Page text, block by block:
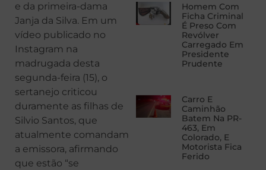
e da primeira-dama
Janja da Silva. Em um
vídeo publicado no
Instagram na
madrugada desta
segunda-feira (15), o
sertanejo criticou
duramente as filhas de
Silvio Santos, que
atualmente comandam
a emissora, afirmando
que estão “se
Homem Com
Ficha Criminal
É Preso Com
Revólver
Carregado Em
Presidente
Prudente
Carro E
Caminhão
Batem Na PR-
463, Em
Colorado, E
Motorista Fica
Ferido